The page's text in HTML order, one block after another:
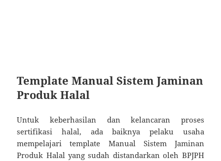
Template Manual Sistem Jaminan
Produk Halal
Untuk keberhasilan dan kelancaran proses
sertifikasi halal, ada baiknya pelaku usaha
mempelajari template Manual Sistem Jaminan
Produk Halal yang sudah distandarkan oleh BPJPH